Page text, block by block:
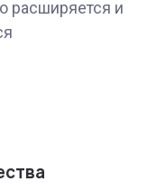
расширяется и